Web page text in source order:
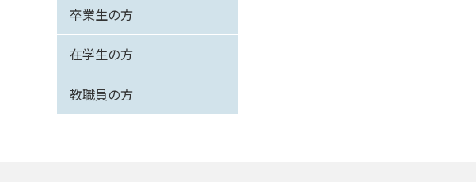
卒業生の方
在学生の方
教職員の方